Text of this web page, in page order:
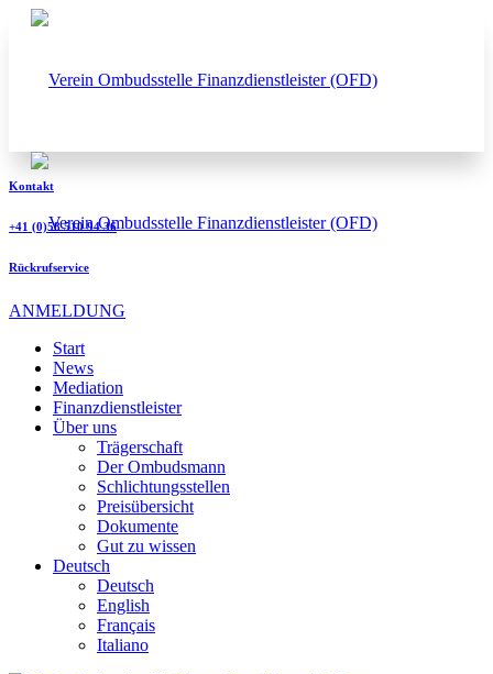
Kontakt
+41 (0)58 510 94 36
Rückrufservice
ANMELDUNG
Start
News
Mediation
Finanzdienstleister
Über uns
Trägerschaft
Der Ombudsmann
Schlichtungsstellen
Preisübersicht
Dokumente
Gut zu wissen
Deutsch
Deutsch
English
Français
Italiano